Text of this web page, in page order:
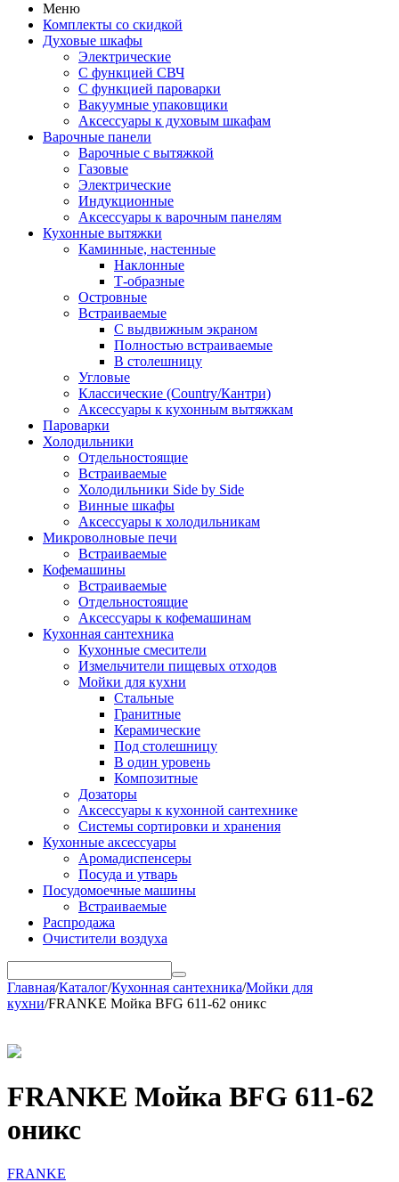
Меню
Комплекты со скидкой
Духовые шкафы
Электрические
С функцией СВЧ
С функцией пароварки
Вакуумные упаковщики
Аксессуары к духовым шкафам
Варочные панели
Варочные с вытяжкой
Газовые
Электрические
Индукционные
Аксессуары к варочным панелям
Кухонные вытяжки
Каминные, настенные
Наклонные
Т-образные
Островные
Встраиваемые
С выдвижным экраном
Полностью встраиваемые
В столешницу
Угловые
Классические (Country/Кантри)
Аксессуары к кухонным вытяжкам
Пароварки
Холодильники
Отдельностоящие
Встраиваемые
Холодильники Side by Side
Винные шкафы
Аксессуары к холодильникам
Микроволновые печи
Встраиваемые
Кофемашины
Встраиваемые
Отдельностоящие
Аксессуары к кофемашинам
Кухонная сантехника
Кухонные смесители
Измельчители пищевых отходов
Мойки для кухни
Стальные
Гранитные
Керамические
Под столешницу
В один уровень
Композитные
Дозаторы
Аксессуары к кухонной сантехнике
Системы сортировки и хранения
Кухонные аксессуары
Аромадиспенсеры
Посуда и утварь
Посудомоечные машины
Встраиваемые
Распродажа
Очистители воздуха
Главная/Каталог/Кухонная сантехника/Мойки для
кухни/FRANKE Мойка BFG 611-62 оникс
FRANKE Мойка BFG 611-62
оникс
FRANKE